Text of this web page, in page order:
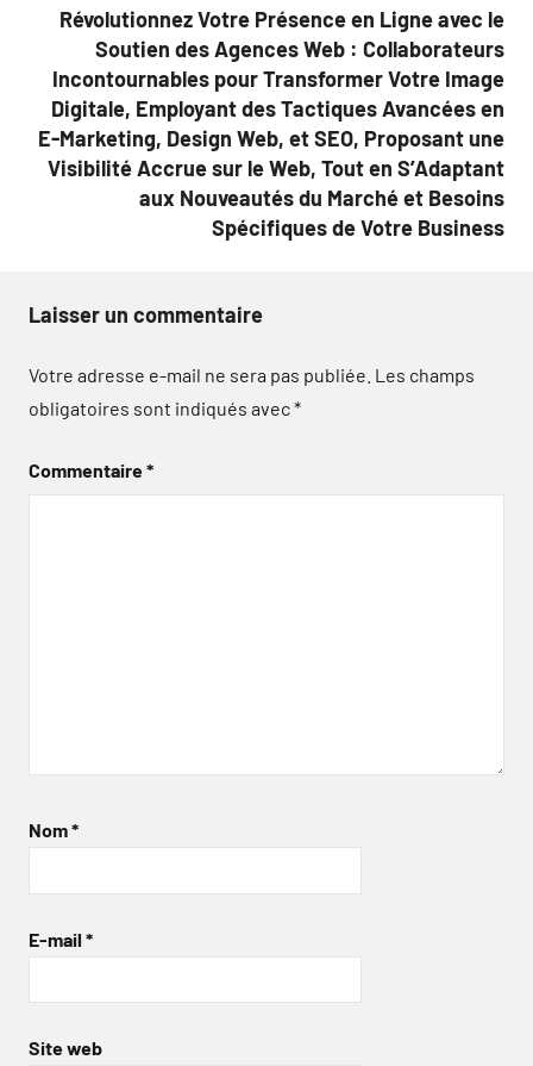
Révolutionnez Votre Présence en Ligne avec le
Soutien des Agences Web : Collaborateurs
Incontournables pour Transformer Votre Image
Digitale, Employant des Tactiques Avancées en
E-Marketing, Design Web, et SEO, Proposant une
Visibilité Accrue sur le Web, Tout en S’Adaptant
aux Nouveautés du Marché et Besoins
Spécifiques de Votre Business
Laisser un commentaire
Votre adresse e-mail ne sera pas publiée. Les champs
obligatoires sont indiqués avec*
Commentaire*
Nom*
E-mail *
Site web